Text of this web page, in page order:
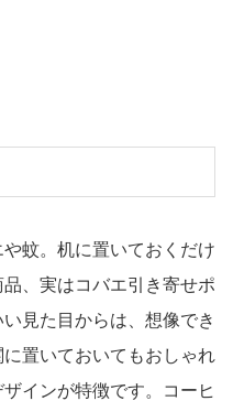
蚊。机に置いておくだけ
、実はコバエ引き寄せポ
見た目からは、想像でき
置いておいてもおしゃれ
インが特徴です。コーヒ